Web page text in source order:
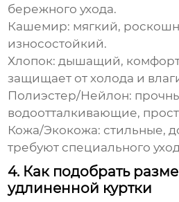
бережного ухода.
Кашемир: мягкий,
износостойкий.
Хлопок: дышащий,
защищает от холода и
Полиэстер/Нейлон:
водоотталкивающие,
Кожа/Экокожа: стильные,
требуют специального
4. Как подобрать
удлиненной куртки